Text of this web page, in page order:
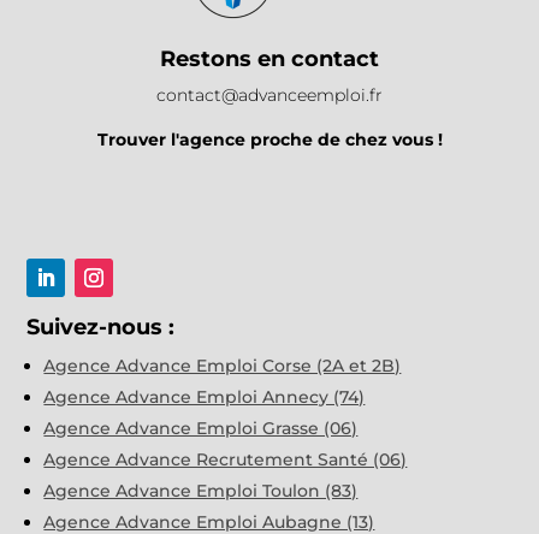
Restons en contact
contact@advanceemploi.fr
Trouver l'agence proche de chez vous !
Suivez-nous :
Agence Advance Emploi Corse (2A et 2B)
Agence Advance Emploi Annecy (74)
Agence Advance Emploi Grasse (06)
Agence Advance Recrutement Santé (06)
Agence Advance Emploi Toulon (83)
Agence Advance Emploi Aubagne (13)